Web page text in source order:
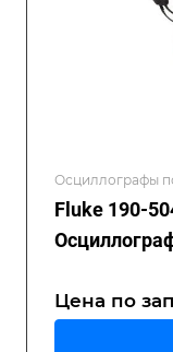
Осциллографы
Fluke 190-
Цена по зап